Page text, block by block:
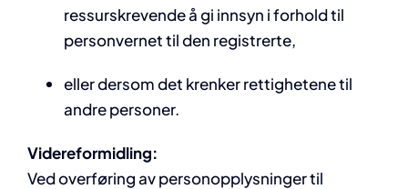
ressurskrevende å gi innsyn i forhold til
personvernet til den registrerte,
eller dersom det krenker rettighetene til
andre personer.
Videreformidling:
Ved overføring av personopplysninger til